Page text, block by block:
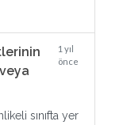
1 yıl
önce
sınıfta yer